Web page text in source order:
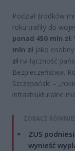
Podział środków
roku trafiły do
ponad 450 mln zł.
mln zł jako
zł na łączność
Bezpieczeństwa.
Szczepański –
infrastrukturalne
ZOBACZ
ZUS
wynieść